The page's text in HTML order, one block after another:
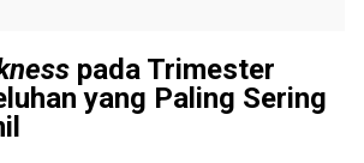
pada Trimester
yang Paling Sering